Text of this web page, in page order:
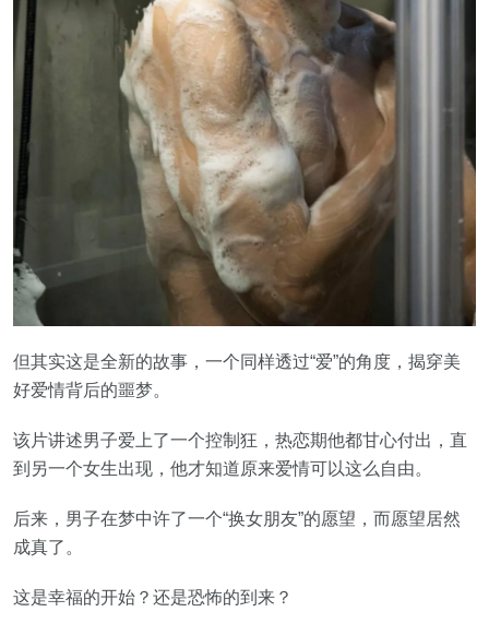
但其实这是全新的故事，一个同样透过“爱”的角度，揭穿美
好爱情背后的噩梦。
该片讲述男子爱上了一个控制狂，热恋期他都甘心付出，直
到另一个女生出现，他才知道原来爱情可以这么自由。
后来，男子在梦中许了一个“换女朋友”的愿望，而愿望居然
成真了。
这是幸福的开始？还是恐怖的到来？